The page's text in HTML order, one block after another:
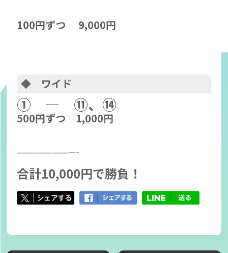
100円ずつ 9,000円
◆ ワイド
① ― ⑪、⑭
500円ずつ 1,000円
——————————–
合計10,000円で勝負！